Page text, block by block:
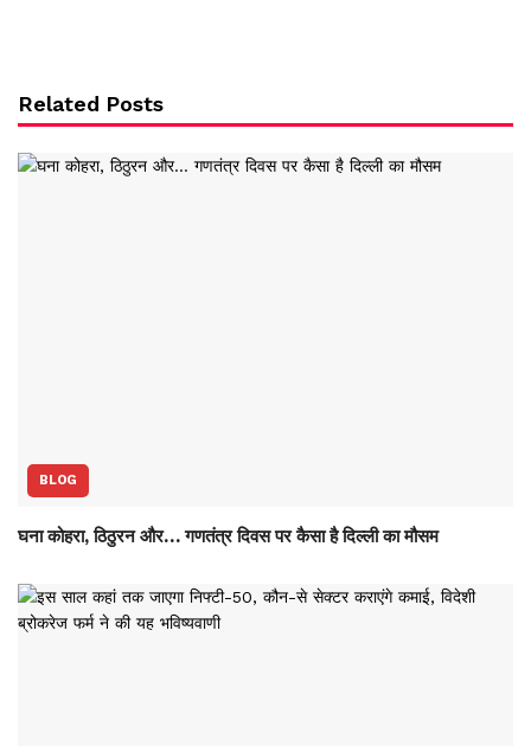
Related Posts
BLOG
घना कोहरा, ठिठुरन और… गणतंत्र दिवस पर कैसा है दिल्ली का मौसम